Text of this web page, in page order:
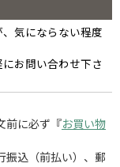
気にならない程度
お問い合わせ下さ
前に必ず『お買い物
振込（前払い）、郵